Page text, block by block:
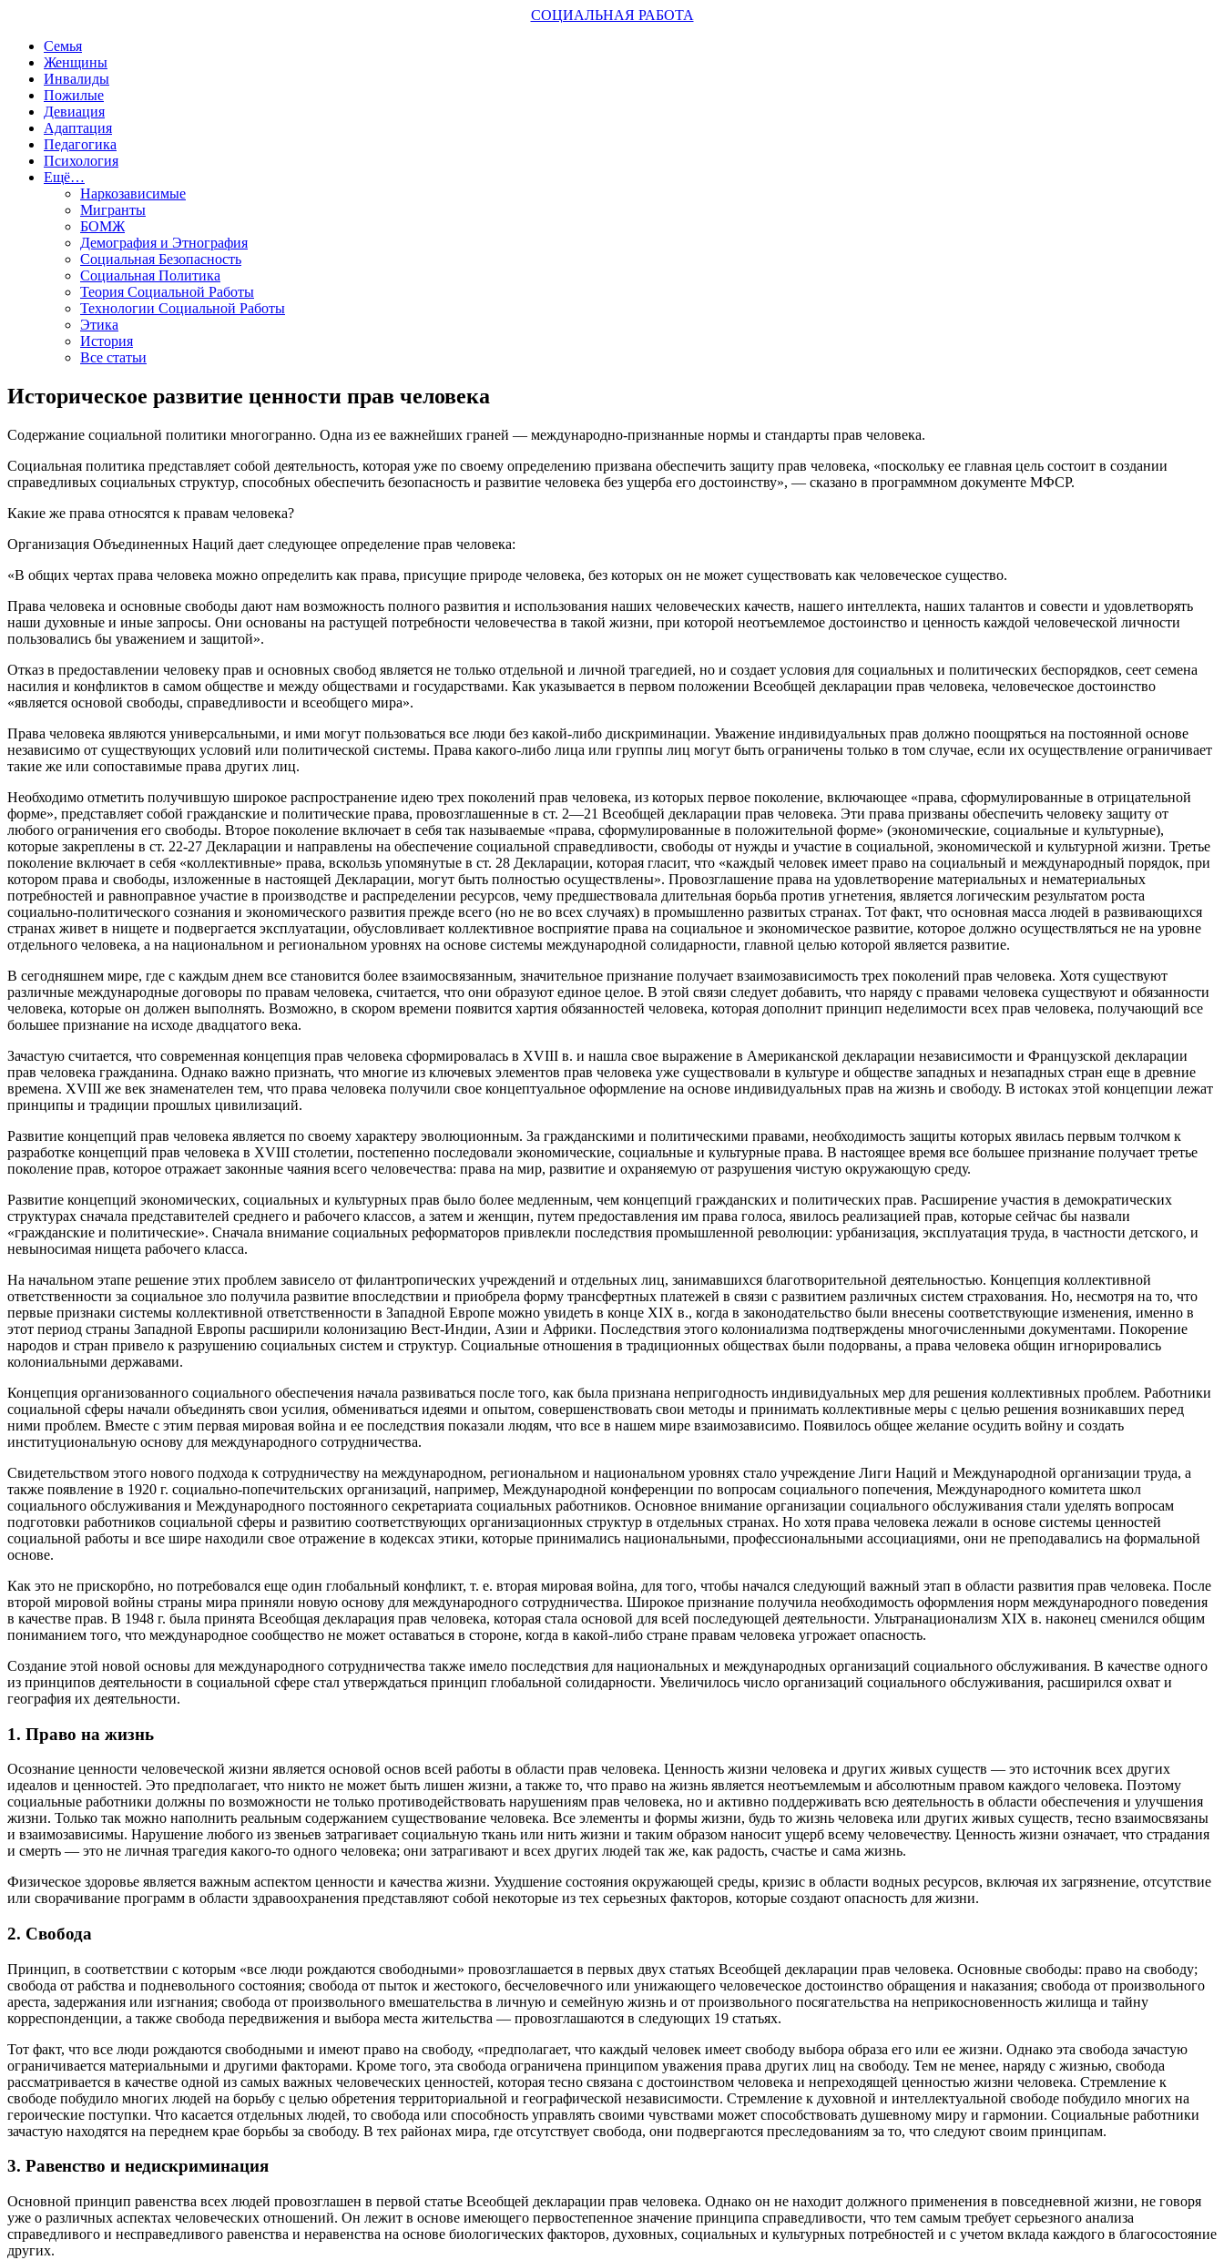
СОЦИАЛЬНАЯ РАБОТА
Семья
Женщины
Инвалиды
Пожилые
Девиация
Адаптация
Педагогика
Психология
Ещё…
Наркозависимые
Мигранты
БОМЖ
Демография и Этнография
Социальная Безопасность
Социальная Политика
Теория Социальной Работы
Технологии Социальной Работы
Этика
История
Все статьи
Историческое развитие ценности прав человека
Содержание социальной политики многогранно. Одна из ее важнейших граней — международно-признанные нормы и стандарты прав человека.
Социальная политика представляет собой деятельность, которая уже по своему определению призвана обеспечить защиту прав человека, «поскольку ее главная цель состоит в создании
справедливых социальных структур, способных обеспечить безопасность и развитие человека без ущерба его достоинству», — сказано в программном документе МФСР.
Какие же права относятся к правам человека?
Организация Объединенных Наций дает следующее определение прав человека:
«В общих чертах права человека можно определить как права, присущие природе человека, без которых он не может существовать как человеческое существо.
Права человека и основные свободы дают нам возможность полного развития и использования наших человеческих качеств, нашего интеллекта, наших талантов и совести и удовлетворять
наши духовные и иные запросы. Они основаны на растущей потребности человечества в такой жизни, при которой неотъемлемое достоинство и ценность каждой человеческой личности
пользовались бы уважением и защитой».
Отказ в предоставлении человеку прав и основных свобод является не только отдельной и личной трагедией, но и создает условия для социальных и политических беспорядков, сеет семена
насилия и конфликтов в самом обществе и между обществами и государствами. Как указывается в первом положении Всеобщей декларации прав человека, человеческое достоинство
«является основой свободы, справедливости и всеобщего мира».
Права человека являются универсальными, и ими могут пользоваться все люди без какой-либо дискриминации. Уважение индивидуальных прав должно поощряться на постоянной основе
независимо от существующих условий или политической системы. Права какого-либо лица или группы лиц могут быть ограничены только в том случае, если их осуществление ограничивает
такие же или сопоставимые права других лиц.
Необходимо отметить получившую широкое распространение идею трех поколений прав человека, из которых первое поколение, включающее «права, сформулированные в отрицательной
форме», представляет собой гражданские и политические права, провозглашенные в ст. 2—21 Всеобщей декларации прав человека. Эти права призваны обеспечить человеку защиту от
любого ограничения его свободы. Второе поколение включает в себя так называемые «права, сформулированные в положительной форме» (экономические, социальные и культурные),
которые закреплены в ст. 22-27 Декларации и направлены на обеспечение социальной справедливости, свободы от нужды и участие в социальной, экономической и культурной жизни. Третье
поколение включает в себя «коллективные» права, вскользь упомянутые в ст. 28 Декларации, которая гласит, что «каждый человек имеет право на социальный и международный порядок, при
котором права и свободы, изложенные в настоящей Декларации, могут быть полностью осуществлены». Провозглашение права на удовлетворение материальных и нематериальных
потребностей и равноправное участие в производстве и распределении ресурсов, чему предшествовала длительная борьба против угнетения, является логическим результатом роста
социально-политического сознания и экономического развития прежде всего (но не во всех случаях) в промышленно развитых странах. Тот факт, что основная масса людей в развивающихся
странах живет в нищете и подвергается эксплуатации, обусловливает коллективное восприятие права на социальное и экономическое развитие, которое должно осуществляться не на уровне
отдельного человека, а на национальном и региональном уровнях на основе системы международной солидарности, главной целью которой является развитие.
В сегодняшнем мире, где с каждым днем все становится более взаимосвязанным, значительное признание получает взаимозависимость трех поколений прав человека. Хотя существуют
различные международные договоры по правам человека, считается, что они образуют единое целое. В этой связи следует добавить, что наряду с правами человека существуют и обязанности
человека, которые он должен выполнять. Возможно, в скором времени появится хартия обязанностей человека, которая дополнит принцип неделимости всех прав человека, получающий все
большее признание на исходе двадцатого века.
Зачастую считается, что современная концепция прав человека сформировалась в XVIII в. и нашла свое выражение в Американской декларации независимости и Французской декларации
прав человека гражданина. Однако важно признать, что многие из ключевых элементов прав человека уже существовали в культуре и обществе западных и незападных стран еще в древние
времена. XVIII же век знаменателен тем, что права человека получили свое концептуальное оформление на основе индивидуальных прав на жизнь и свободу. В истоках этой концепции лежат
принципы и традиции прошлых цивилизаций.
Развитие концепций прав человека является по своему характеру эволюционным. За гражданскими и политическими правами, необходимость защиты которых явилась первым толчком к
разработке концепций прав человека в XVIII столетии, постепенно последовали экономические, социальные и культурные права. В настоящее время все большее признание получает третье
поколение прав, которое отражает законные чаяния всего человечества: права на мир, развитие и охраняемую от разрушения чистую окружающую среду.
Развитие концепций экономических, социальных и культурных прав было более медленным, чем концепций гражданских и политических прав. Расширение участия в демократических
структурах сначала представителей среднего и рабочего классов, а затем и женщин, путем предоставления им права голоса, явилось реализацией прав, которые сейчас бы назвали
«гражданские и политические». Сначала внимание социальных реформаторов привлекли последствия промышленной революции: урбанизация, эксплуатация труда, в частности детского, и
невыносимая нищета рабочего класса.
На начальном этапе решение этих проблем зависело от филантропических учреждений и отдельных лиц, занимавшихся благотворительной деятельностью. Концепция коллективной
ответственности за социальное зло получила развитие впоследствии и приобрела форму трансфертных платежей в связи с развитием различных систем страхования. Но, несмотря на то, что
первые признаки системы коллективной ответственности в Западной Европе можно увидеть в конце XIX в., когда в законодательство были внесены соответствующие изменения, именно в
этот период страны Западной Европы расширили колонизацию Вест-Индии, Азии и Африки. Последствия этого колониализма подтверждены многочисленными документами. Покорение
народов и стран привело к разрушению социальных систем и структур. Социальные отношения в традиционных обществах были подорваны, а права человека общин игнорировались
колониальными державами.
Концепция организованного социального обеспечения начала развиваться после того, как была признана непригодность индивидуальных мер для решения коллективных проблем. Работники
социальной сферы начали объединять свои усилия, обмениваться идеями и опытом, совершенствовать свои методы и принимать коллективные меры с целью решения возникавших перед
ними проблем. Вместе с этим первая мировая война и ее последствия показали людям, что все в нашем мире взаимозависимо. Появилось общее желание осудить войну и создать
институциональную основу для международного сотрудничества.
Свидетельством этого нового подхода к сотрудничеству на международном, региональном и национальном уровнях стало учреждение Лиги Наций и Международной организации труда, а
также появление в 1920 г. социально-попечительских организаций, например, Международной конференции по вопросам социального попечения, Международного комитета школ
социального обслуживания и Международного постоянного секретариата социальных работников. Основное внимание организации социального обслуживания стали уделять вопросам
подготовки работников социальной сферы и развитию соответствующих организационных структур в отдельных странах. Но хотя права человека лежали в основе системы ценностей
социальной работы и все шире находили свое отражение в кодексах этики, которые принимались национальными, профессиональными ассоциациями, они не преподавались на формальной
основе.
Как это не прискорбно, но потребовался еще один глобальный конфликт, т. е. вторая мировая война, для того, чтобы начался следующий важный этап в области развития прав человека. После
второй мировой войны страны мира приняли новую основу для международного сотрудничества. Широкое признание получила необходимость оформления норм международного поведения
в качестве прав. В 1948 г. была принята Всеобщая декларация прав человека, которая стала основой для всей последующей деятельности. Ультранационализм XIX в. наконец сменился общим
пониманием того, что международное сообщество не может оставаться в стороне, когда в какой-либо стране правам человека угрожает опасность.
Создание этой новой основы для международного сотрудничества также имело последствия для национальных и международных организаций социального обслуживания. В качестве одного
из принципов деятельности в социальной сфере стал утверждаться принцип глобальной солидарности. Увеличилось число организаций социального обслуживания, расширился охват и
география их деятельности.
1. Право на жизнь
Осознание ценности человеческой жизни является основой основ всей работы в области прав человека. Ценность жизни человека и других живых существ — это источник всех других
идеалов и ценностей. Это предполагает, что никто не может быть лишен жизни, а также то, что право на жизнь является неотъемлемым и абсолютным правом каждого человека. Поэтому
социальные работники должны по возможности не только противодействовать нарушениям прав человека, но и активно поддерживать всю деятельность в области обеспечения и улучшения
жизни. Только так можно наполнить реальным содержанием существование человека. Все элементы и формы жизни, будь то жизнь человека или других живых существ, тесно взаимосвязаны
и взаимозависимы. Нарушение любого из звеньев затрагивает социальную ткань или нить жизни и таким образом наносит ущерб всему человечеству. Ценность жизни означает, что страдания
и смерть — это не личная трагедия какого-то одного человека; они затрагивают и всех других людей так же, как радость, счастье и сама жизнь.
Физическое здоровье является важным аспектом ценности и качества жизни. Ухудшение состояния окружающей среды, кризис в области водных ресурсов, включая их загрязнение, отсутствие
или сворачивание программ в области здравоохранения представляют собой некоторые из тех серьезных факторов, которые создают опасность для жизни.
2. Свобода
Принцип, в соответствии с которым «все люди рождаются свободными» провозглашается в первых двух статьях Всеобщей декларации прав человека. Основные свободы: право на свободу;
свобода от рабства и подневольного состояния; свобода от пыток и жестокого, бесчеловечного или унижающего человеческое достоинство обращения и наказания; свобода от произвольного
ареста, задержания или изгнания; свобода от произвольного вмешательства в личную и семейную жизнь и от произвольного посягательства на неприкосновенность жилища и тайну
корреспонденции, а также свобода передвижения и выбора места жительства — провозглашаются в следующих 19 статьях.
Тот факт, что все люди рождаются свободными и имеют право на свободу, «предполагает, что каждый человек имеет свободу выбора образа его или ее жизни. Однако эта свобода зачастую
ограничивается материальными и другими факторами. Кроме того, эта свобода ограничена принципом уважения права других лиц на свободу. Тем не менее, наряду с жизнью, свобода
рассматривается в качестве одной из самых важных человеческих ценностей, которая тесно связана с достоинством человека и непреходящей ценностью жизни человека. Стремление к
свободе побудило многих людей на борьбу с целью обретения территориальной и географической независимости. Стремление к духовной и интеллектуальной свободе побудило многих на
героические поступки. Что касается отдельных людей, то свобода или способность управлять своими чувствами может способствовать душевному миру и гармонии. Социальные работники
зачастую находятся на переднем крае борьбы за свободу. В тех районах мира, где отсутствует свобода, они подвергаются преследованиям за то, что следуют своим принципам.
3. Равенство и недискриминация
Основной принцип равенства всех людей провозглашен в первой статье Всеобщей декларации прав человека. Однако он не находит должного применения в повседневной жизни, не говоря
уже о различных аспектах человеческих отношений. Он лежит в основе имеющего первостепенное значение принципа справедливости, что тем самым требует серьезного анализа
справедливого и несправедливого равенства и неравенства на основе биологических факторов, духовных, социальных и культурных потребностей и с учетом вклада каждого в благосостояние
других.